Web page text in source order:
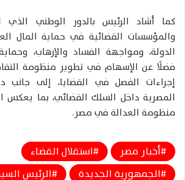
كما أشاد الرئيس بالدور الوطني الذي
والمؤسسات القضائية في حماية المال
الدولة، ومواجهة الفساد والإرهاب،
فضلًا عن الإسهام في تطوير منظومة
إجراءات الفصل في القضايا، إلى جانب
المصرية داخل السلك القضائي، بما يعكس
منظومة العدالة في مصر.
أخبار مصر
استقلال القضاء
الجمهورية الجديدة
الرئيس